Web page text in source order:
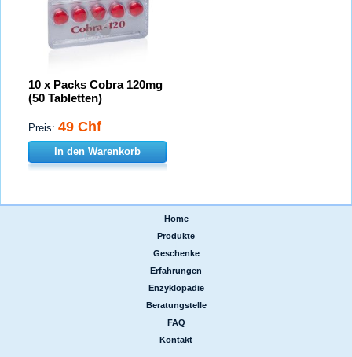
10 x Packs Cobra 120mg
(50 Tabletten)
Preis: 49 Chf
In den Warenkorb
Home
Produkte
Geschenke
Erfahrungen
Enzyklopädie
Beratungstelle
FAQ
Kontakt